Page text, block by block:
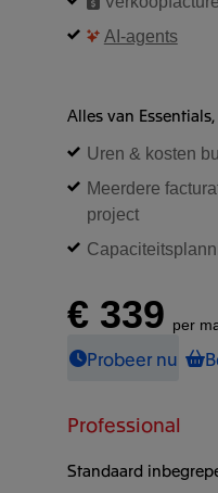
AI-agents
Alles van Essentials,
Uren & kosten
Meerdere
project
€ 339 per
Probeer nu
Professional
Standaard